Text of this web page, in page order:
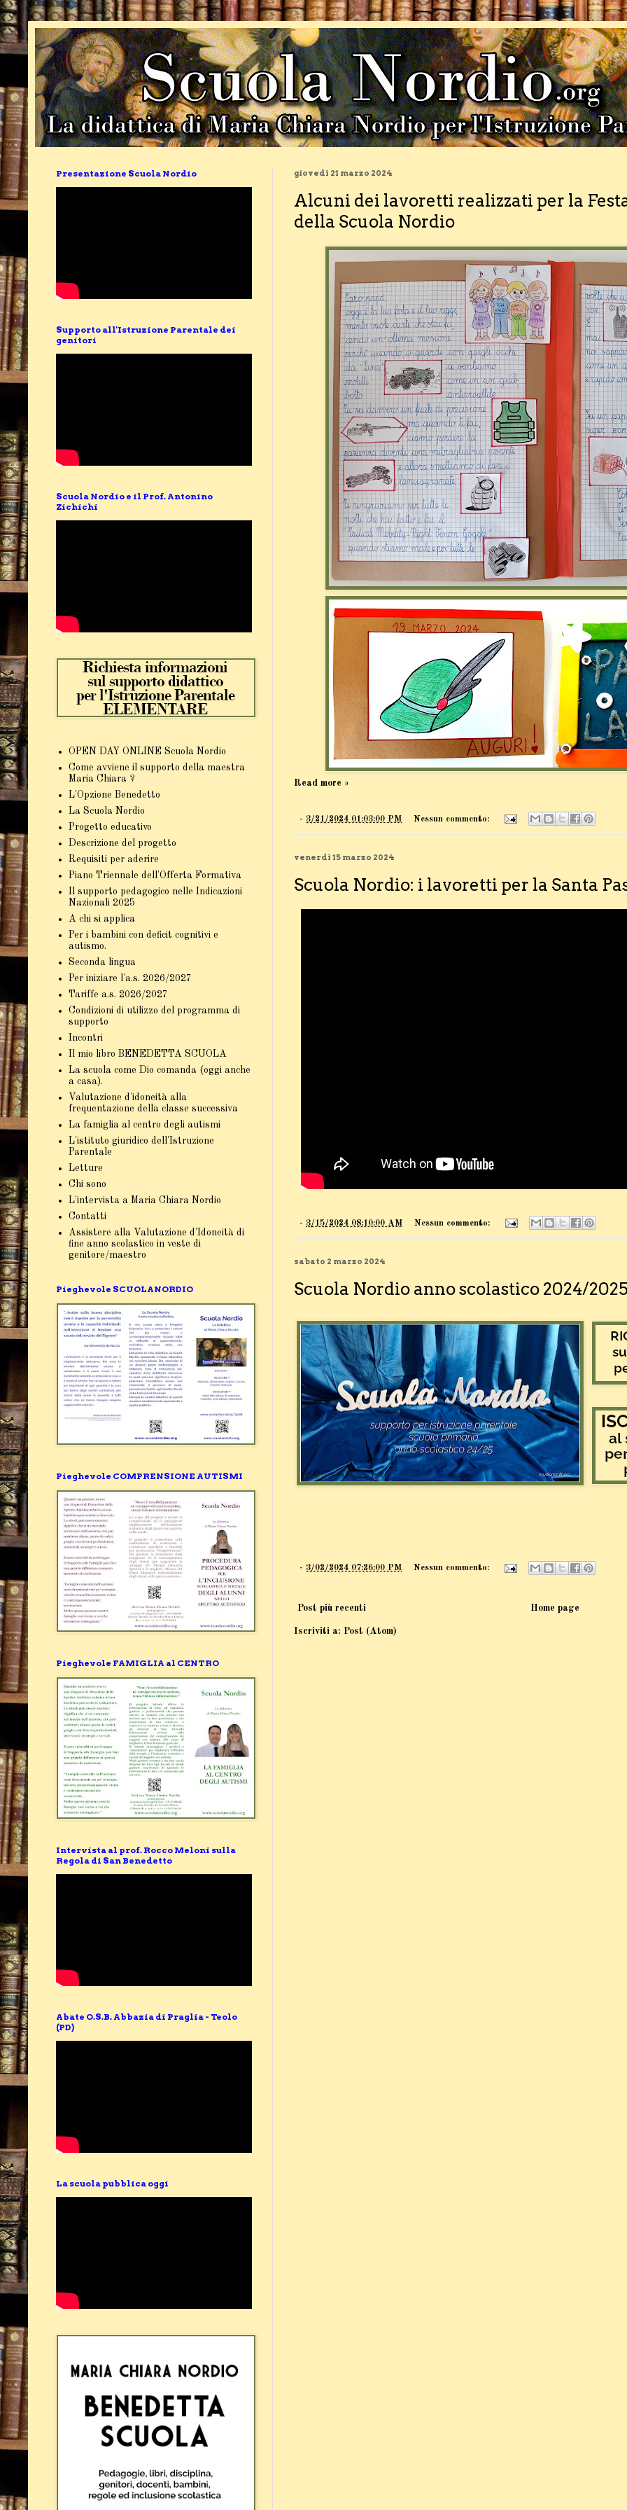
giovedì 21 marzo 2024
Alcuni dei lavoretti realizzati per la
della Scuola Nordio
Read more »
- 3/21/2024 01:03:00 PM Nessun commento:
venerdì 15 marzo 2024
Scuola Nordio: i lavoretti per la Santa
- 3/15/2024 08:10:00 AM Nessun commento:
sabato 2 marzo 2024
Scuola Nordio anno scolastico 2024/2025
- 3/02/2024 07:26:00 PM Nessun commento:
Post più recenti Home page
Iscriviti a: Post (Atom)
Presentazione Scuola Nordio
Supporto all'Istruzione Parentale dei
genitori
Scuola Nordio e il Prof. Antonino
Zichichi
OPEN DAY ONLINE Scuola Nordio
Come avviene il supporto della maestra
Maria Chiara ?
L'Opzione Benedetto
La Scuola Nordio
Progetto educativo
Descrizione del progetto
Requisiti per aderire
Piano Triennale dell'Offerta Formativa
Il supporto pedagogico nelle Indicazioni
Nazionali 2025
A chi si applica
Per i bambini con deficit cognitivi e
autismo.
Seconda lingua
Per iniziare l'a.s. 2026/2027
Tariffe a.s. 2026/2027
Condizioni di utilizzo del programma di
supporto
Incontri
Il mio libro BENEDETTA SCUOLA
La scuola come Dio comanda (oggi anche
a casa).
Valutazione d'idoneità alla
frequentazione della classe successiva
La famiglia al centro degli autismi
L'istituto giuridico dell'Istruzione
Parentale
Letture
Chi sono
L'intervista a Maria Chiara Nordio
Contatti
Assistere alla Valutazione d'Idoneità di
fine anno scolastico in veste di
genitore/maestro
Pieghevole SCUOLANORDIO
Pieghevole COMPRENSIONE AUTISMI
Pieghevole FAMIGLIA al CENTRO
Intervista al prof. Rocco Meloni sulla
Regola di San Benedetto
Abate O.S.B. Abbazia di Praglia - Teolo
(PD)
La scuola pubblica oggi